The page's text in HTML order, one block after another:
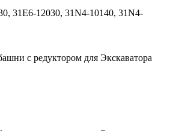
31E6-12030, 31N4-10140, 31N4-
с редуктором для Экскаватора